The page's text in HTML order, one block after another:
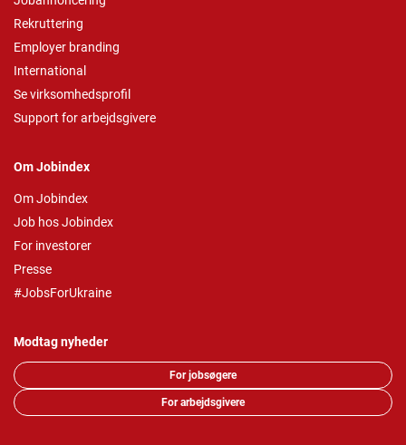
Rekruttering
Employer branding
International
Se virksomhedsprofil
Support for arbejdsgivere
Om Jobindex
Om Jobindex
Job hos Jobindex
For investorer
Presse
#JobsForUkraine
Modtag nyheder
For jobsøgere
For arbejdsgivere